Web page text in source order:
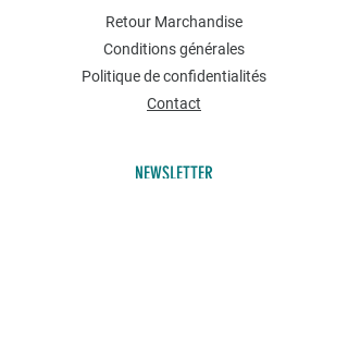
Retour Marchandise
Conditions générales
Politique de confidentialités
Contact
NEWSLETTER